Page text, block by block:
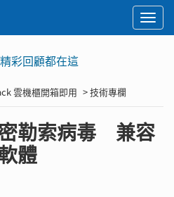
彩回顧都在這
雲機櫃開箱即用 > 技術專欄
勒索病毒 兼容
體